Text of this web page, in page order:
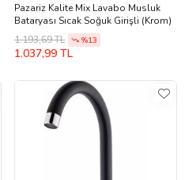
Pazariz Kalite Mix Lavabo Musluk
Bataryası Sıcak Soğuk Girişli (Krom)
1.193,69 TL
%13
1.037,99 TL